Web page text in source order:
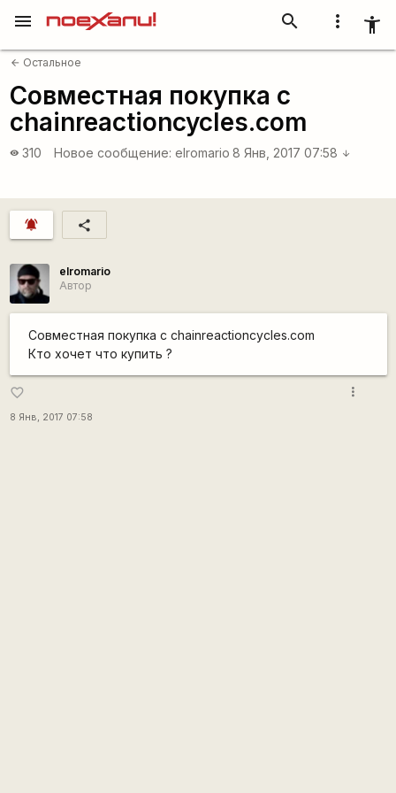
more_vert accessibility_new
search
menu
arrow_back Остальное
Совместная покупка с
chainreactioncycles.com
visibility 310 Новое сообщение: elromario 8 Янв, 2017 07:58 arrow_downward
notifications_active share
elromario
Автор
Совместная покупка с chainreactioncycles.com
Кто хочет что купить ?
favorite_border
8 Янв, 2017 07:58
more_vert